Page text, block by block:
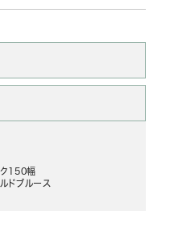
150幅
ドブルース